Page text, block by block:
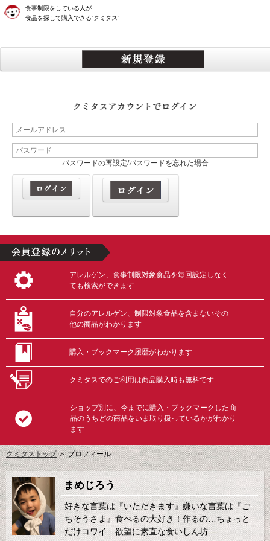
食事制限をしている人が
食品を探して購入できる“クミタス”
パスワードの再設定/パスワードを忘れた場合
アレルゲン、食事制限対象食品を毎回設定しなく
ても検索ができます
自分のアレルゲン、制限対象食品を含まないその
他の商品がわかります
購入・ブックマーク履歴がわかります
クミタスでのご利用は商品購入時も無料です
ショップ別に、今までに購入・ブックマークした商
品のうちどの商品をいま取り扱っているかがわかり
ます
クミタストップ＞ プロフィール
まめじろう
好きな言葉は『いただきます』嫌いな言葉は『ご
ちそうさま』食べるの大好き！作るの…ちょっと
だけコワイ…欲望に素直な食いしん坊